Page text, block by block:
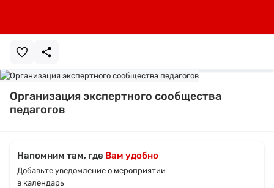
Организация экспертного сообщества
педагогов
Напомним там, где Вам удобно
Добавьте уведомление о мероприятии
в календарь